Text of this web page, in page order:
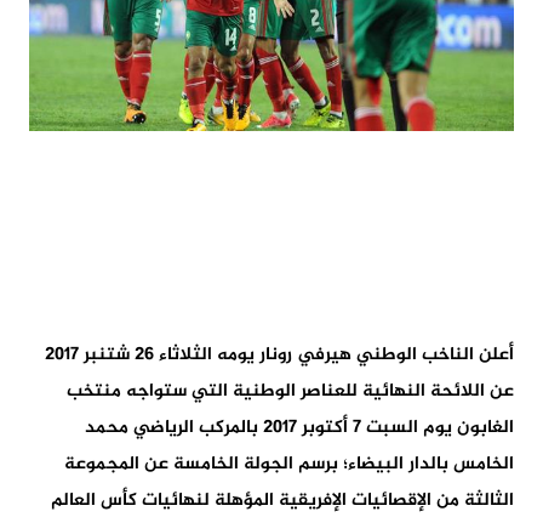
أعلن الناخب الوطني هيرفي رونار يومه الثلاثاء 26 شتنبر 2017
عن اللائحة النهائية للعناصر الوطنية التي ستواجه منتخب
الغابون يوم السبت 7 أكتوبر 2017 بالمركب الرياضي محمد
الخامس بالدار البيضاء؛ برسم الجولة الخامسة عن المجموعة
الثالثة من الإقصائيات الإفريقية المؤهلة لنهائيات كأس العالم